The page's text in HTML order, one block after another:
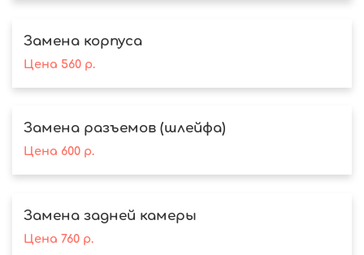
Замена корпуса
Цена 560р.
Замена разъемов (шлейфа)
Цена 600р.
Замена задней камеры
Цена 760р.